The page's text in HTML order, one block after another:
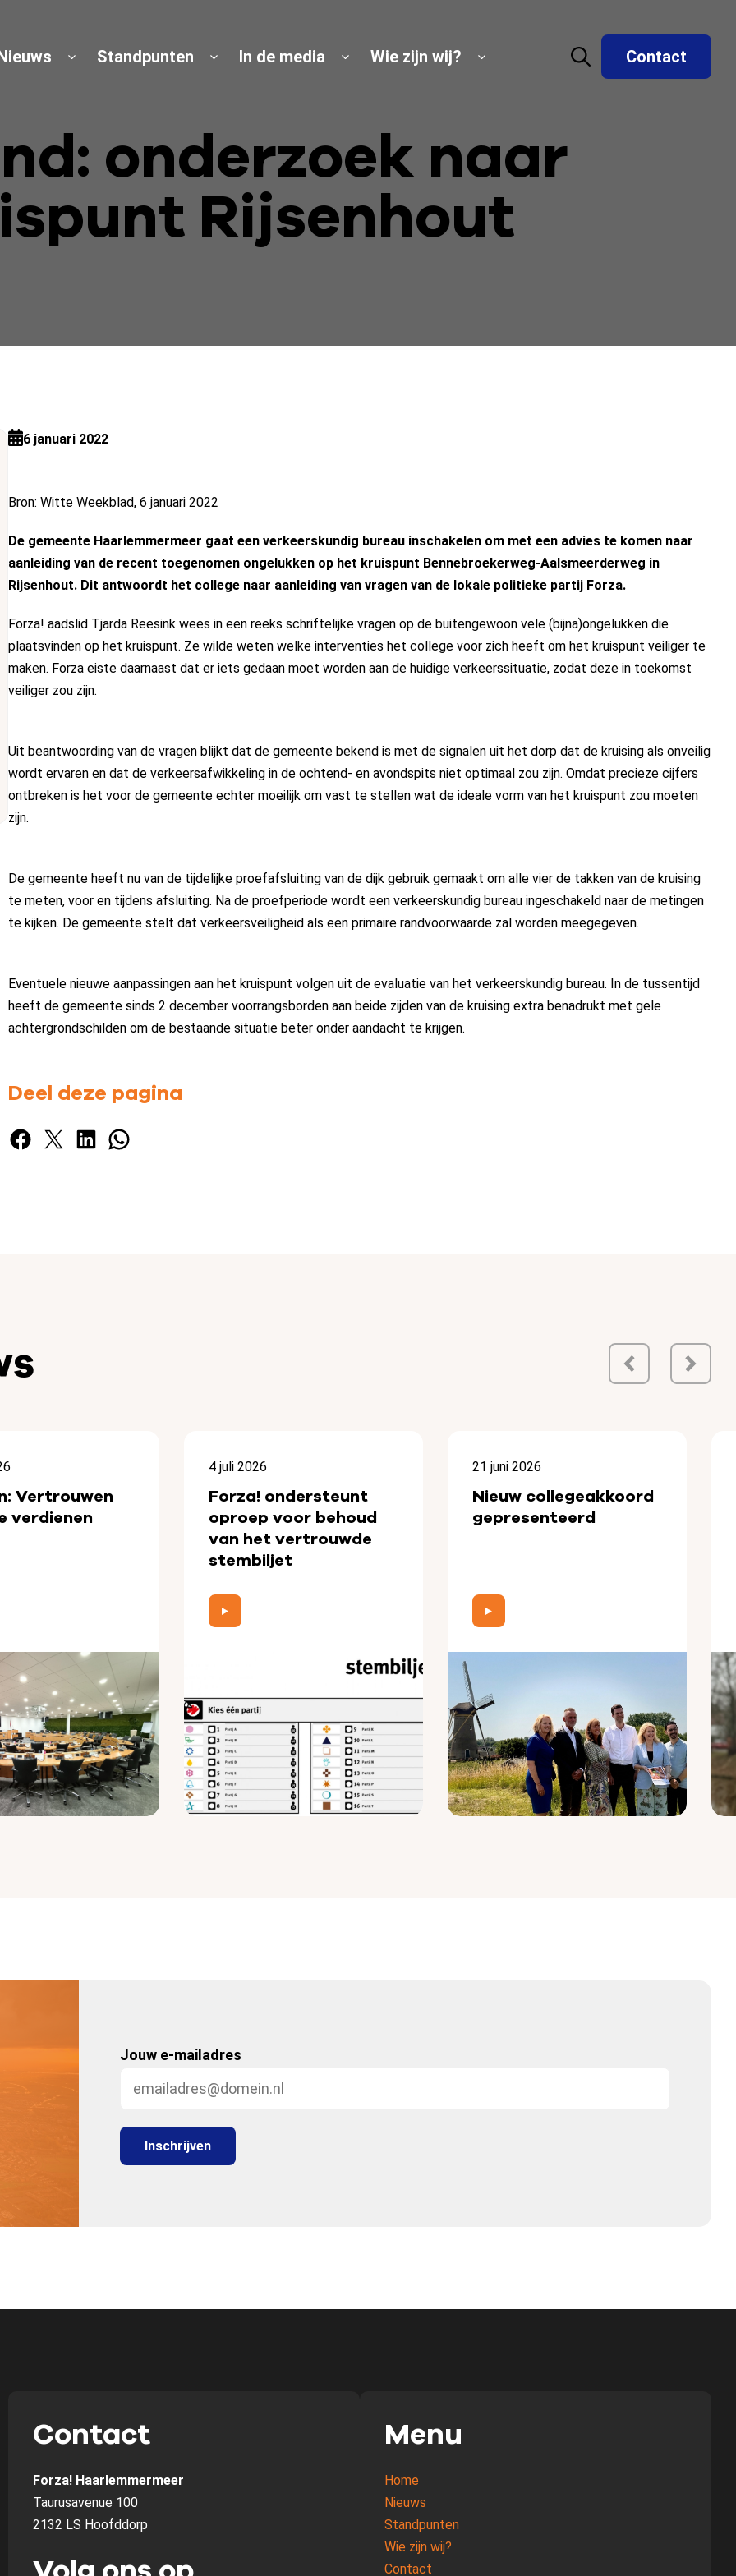
Nieuws Standpunten In de media Wie zijn wij? Contact
onderzoek naar
Rijsenhout
6 januari 2022
Bron: Witte Weekblad, 6 januari 2022
De gemeente Haarlemmermeer gaat een verkeerskundig bureau inschakelen om met een advies te komen naar
aanleiding van de recent toegenomen ongelukken op het kruispunt Bennebroekerweg-Aalsmeerderweg in
Rijsenhout. Dit antwoordt het college naar aanleiding van vragen van de lokale politieke partij Forza.
Forza! aadslid Tjarda Reesink wees in een reeks schriftelijke vragen op de buitengewoon vele (bijna)ongelukken die
plaatsvinden op het kruispunt. Ze wilde weten welke interventies het college voor zich heeft om het kruispunt veiliger te
maken. Forza eiste daarnaast dat er iets gedaan moet worden aan de huidige verkeerssituatie, zodat deze in toekomst
veiliger zou zijn.
Uit beantwoording van de vragen blijkt dat de gemeente bekend is met de signalen uit het dorp dat de kruising als onveilig
wordt ervaren en dat de verkeersafwikkeling in de ochtend- en avondspits niet optimaal zou zijn. Omdat precieze cijfers
ontbreken is het voor de gemeente echter moeilijk om vast te stellen wat de ideale vorm van het kruispunt zou moeten
zijn.
De gemeente heeft nu van de tijdelijke proefafsluiting van de dijk gebruik gemaakt om alle vier de takken van de kruising
te meten, voor en tijdens afsluiting. Na de proefperiode wordt een verkeerskundig bureau ingeschakeld naar de metingen
te kijken. De gemeente stelt dat verkeersveiligheid als een primaire randvoorwaarde zal worden meegegeven.
Eventuele nieuwe aanpassingen aan het kruispunt volgen uit de evaluatie van het verkeerskundig bureau. In de tussentijd
heeft de gemeente sinds 2 december voorrangsborden aan beide zijden van de kruising extra benadrukt met gele
achtergrondschilden om de bestaande situatie beter onder aandacht te krijgen.
Deel deze pagina
Facebook X LinkedIn WhatsApp
Vertrouwen
verdienen
4 juli 2026
Forza! ondersteunt
oproep voor behoud
van het vertrouwde
stembiljet
21 juni 2026
Nieuw collegeakkoord
gepresenteerd
Jouw e-mailadres
Contact
Forza! Haarlemmermeer
Taurusavenue 100
2132 LS Hoofddorp
Menu
Home
Nieuws
Standpunten
Wie zijn wij?
Contact